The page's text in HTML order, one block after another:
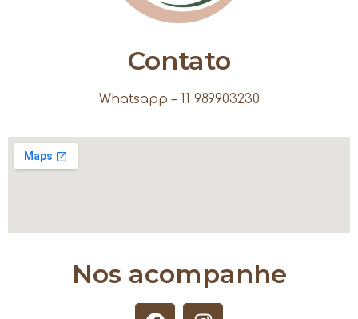
Contato
Whatsapp – 11 989903230
Nos acompanhe